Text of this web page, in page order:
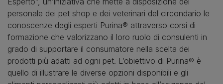
personale dei pet shop e dei veterinari del circondario le
conoscenze degli esperti Purina® attraverso corsi di
formazione che valorizzano il loro ruolo di consulenti in
grado di supportare il consumatore nella scelta dei
prodotti più adatti ad ogni pet. L’obiettivo di Purina® è
quello di illustrare le diverse opzioni disponibili e gli